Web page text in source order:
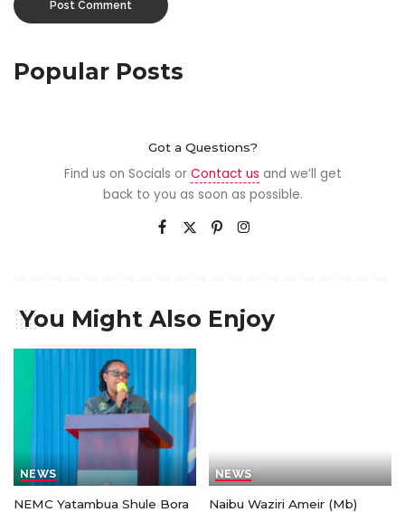
Popular Posts
Got a Questions?
Find us on Socials or Contact us and we’ll get
back to you as soon as possible.
You Might Also Enjoy
NEWS
NEMC Yatambua Shule Bora
NEWS
Naibu Waziri Ameir (Mb)